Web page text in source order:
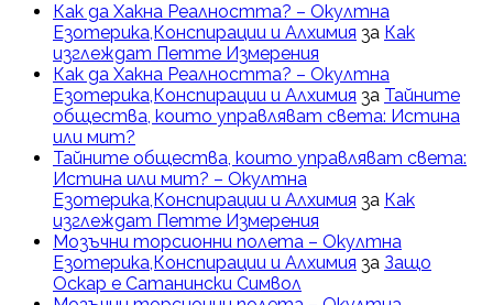
Как да Хакна Реалността? – Окултна
Езотерика,Конспирации и Алхимия за Как
изглеждат Петте Измерения
Как да Хакна Реалността? – Окултна
Езотерика,Конспирации и Алхимия за Тайните
общества, които управляват света: Истина
или мит?
Тайните общества, които управляват света:
Истина или мит? – Окултна
Езотерика,Конспирации и Алхимия за Как
изглеждат Петте Измерения
Мозъчни торсионни полета – Окултна
Езотерика,Конспирации и Алхимия за Защо
Оскар е Сатанински Символ